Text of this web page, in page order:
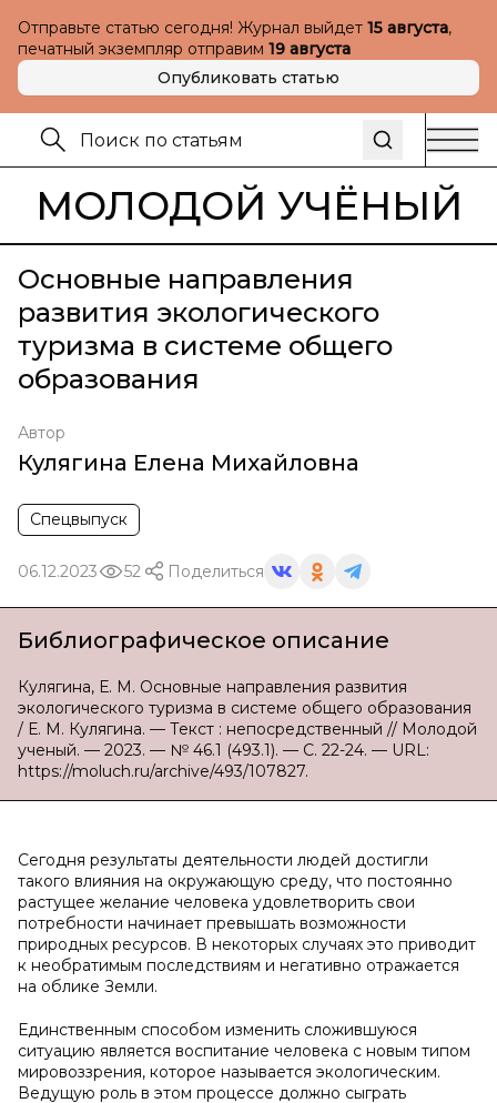
Отправьте статью сегодня! Журнал выйдет 15 августа,
печатный экземпляр отправим 19 августа
Опубликовать статью
МОЛОДОЙ УЧЁНЫЙ
Основные направления
развития экологического
туризма в системе общего
образования
Автор
Кулягина Елена Михайловна
Спецвыпуск
06.12.2023 52 Поделиться
Библиографическое описание
Кулягина, Е. М. Основные направления развития
экологического туризма в системе общего образования
/ Е. М. Кулягина. — Текст : непосредственный // Молодой
ученый. — 2023. — № 46.1 (493.1). — С. 22-24. — URL:
https://moluch.ru/archive/493/107827.
Сегодня результаты деятельности людей достигли
такого влияния на окружающую среду, что постоянно
растущее желание человека удовлетворить свои
потребности начинает превышать возможности
природных ресурсов. В некоторых случаях это приводит
к необратимым последствиям и негативно отражается
на облике Земли.
Единственным способом изменить сложившуюся
ситуацию является воспитание человека с новым типом
мировоззрения, которое называется экологическим.
Ведущую роль в этом процессе должно сыграть